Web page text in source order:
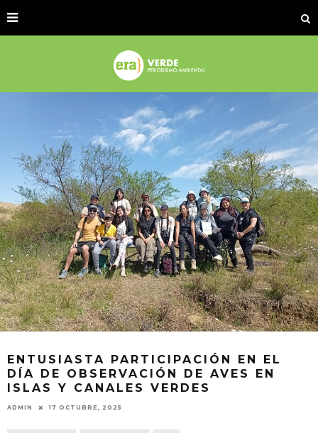
ENTUSIASTA PARTICIPACIÓN EN EL
DÍA DE OBSERVACIÓN DE AVES EN
ISLAS Y CANALES VERDES
ADMIN 17 OCTUBRE, 2025